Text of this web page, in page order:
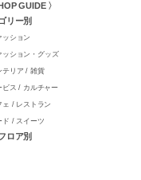
GUIDE 〉
リー別
ッション
ッション・グッズ
テリア / 雑貨
ビス / カルチャー
ェ / レストラン
ド / スイーツ
ロア別